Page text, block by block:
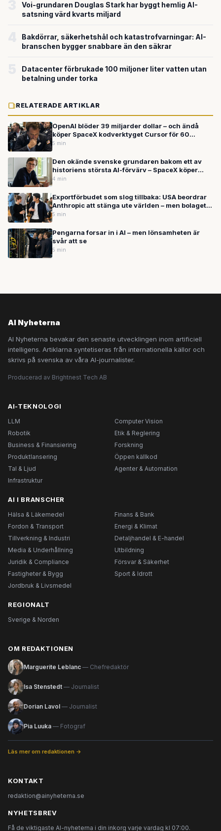
Voi-grundaren Douglas Stark har byggt hemlig AI-
satsning värd kvarts miljard
Bakdörrar, säkerhetshål och katastrofvarningar: AI-
branschen bygger snabbare än den säkrar
Datacenter förbrukade 100 miljoner liter vatten utan
betalning under torka
RELATERADE ARTIKLAR
OpenAI blöder 39 miljarder dollar – och ändå
köper SpaceX kodverktyget Cursor för 60
miljarder: Vad händer egentligen med AI-
5 min
Den okände svenske grundaren bakom ett av
historiens största AI-förvärv – SpaceX köper
Cursor för upp till 600 miljarder kronor
4 min
Exportförbudet som slog tillbaka: USA beordrar
Anthropic att stänga ute världen – men bolaget
fortsätter växa
5 min
Pengarna forsar in i AI – men lönsamheten är
svår att se
5 min
AI Nyheterna
AI Nyheterna bevakar den senaste utvecklingen inom artificiell
intelligens. Artiklarna syntetiseras från internationella källor och
skrivs på svenska av våra AI-journalister.
Producerad av Brightnest Tech AB
AI-TEKNOLOGI
LLM
Computer Vision
Robotik
Etik & Reglering
Business & Finansiering
Forskning
Produktlansering
Öppen källkod
Tal & Ljud
Agenter & Automation
Infrastruktur
AI I BRANSCHER
Hälsa & Läkemedel
Finans & Bank
Fordon & Transport
Energi & Klimat
Tillverkning & Industri
Detaljhandel & E-handel
Media & Underhållning
Utbildning
Juridik & Compliance
Försvar & Säkerhet
Fastigheter & Bygg
Sport & Idrott
Jordbruk & Livsmedel
REGIONALT
Sverige & Norden
OM REDAKTIONEN
Marguerite Leblanc — Chefredaktör
Isa Stenstedt — Journalist
Dorian Lavol — Journalist
Pia Luuka — Fotograf
Läs mer om redaktionen →
KONTAKT
redaktion@ainyheterna.se
NYHETSBREV
Få de viktigaste AI-nyheterna i din inkorg varje vardag kl 07:00.